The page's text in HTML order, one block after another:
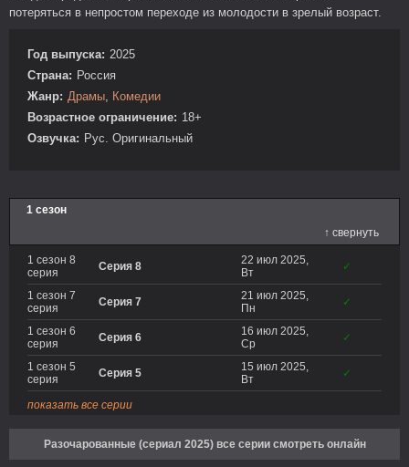
потеряться в непростом переходе из молодости в зрелый возраст.
Год выпуска: 2025
Страна: Россия
Жанр: Драмы, Комедии
Возрастное ограничение: 18+
Озвучка: Рус. Оригинальный
1 сезон
↑ свернуть
1 сезон 8
серия
Серия 8
22 июл 2025,
Вт
✓
1 сезон 7
серия
Серия 7
21 июл 2025,
Пн
✓
1 сезон 6
серия
Серия 6
16 июл 2025,
Ср
✓
1 сезон 5
серия
Серия 5
15 июл 2025,
Вт
✓
показать все серии
Разочарованные (сериал 2025) все серии смотреть онлайн